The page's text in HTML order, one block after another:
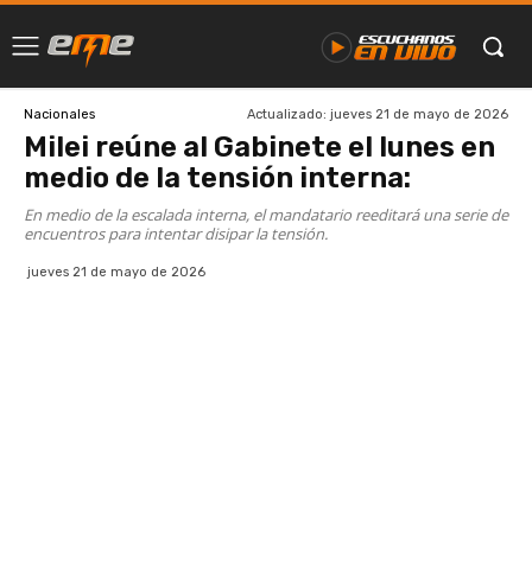
Nacionales Actualizado: jueves 21 de mayo de 2026
Milei reúne al Gabinete el lunes en
medio de la tensión interna:
En medio de la escalada interna, el mandatario reeditará una serie de
encuentros para intentar disipar la tensión.
jueves 21 de mayo de 2026